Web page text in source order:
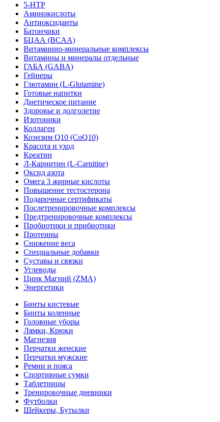
5-HTP
Аминокислоты
Антиоксиданты
Батончики
БЦАА (BCAA)
Витаминно-минеральные комплексы
Витамины и минералы отдельные
ГАБА (GABA)
Гейнеры
Глютамин (L-Glutamine)
Готовые напитки
Диетическое питание
Здоровье и долголетие
Изотоники
Коллаген
Коэнзим Q10 (CoQ10)
Красота и уход
Креатин
Л-Карнитин (L-Сarnitine)
Оксид азота
Омега 3 жирные кислоты
Повышение тестостерона
Подарочные сертификаты
Послетренировочные комплексы
Предтренировочные комплексы
Пробиотики и прибиотики
Протеины
Снижение веса
Специальные добавки
Суставы и связки
Углеводы
Цинк Магний (ZMA)
Энергетики
Бинты кистевые
Бинты коленные
Головные уборы
Лямки, Крюки
Магнезия
Перчатки женские
Перчатки мужские
Ремни и пояса
Спортивные сумки
Таблетницы
Тренировочные дневники
Футболки
Шейкеры, Бутылки